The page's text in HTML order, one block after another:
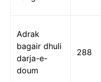
Adrak
bagair dhuli
darja-e-
doum
288